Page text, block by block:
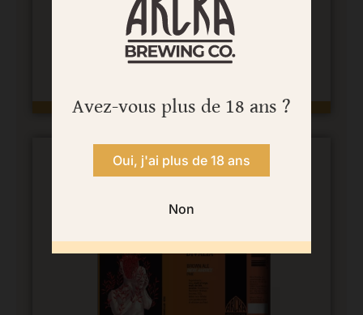
Hestia
6% vol
IPA aux houblons français
Avez-vous plus de 18 ans ?
Oui, j'ai plus de 18 ans
Non